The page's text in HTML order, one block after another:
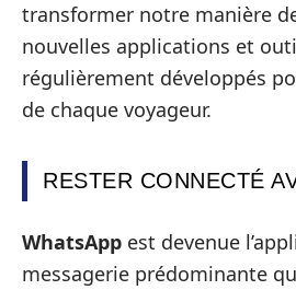
transformer notre manière
nouvelles applications et
régulièrement développés
de chaque voyageur.
RESTER CONNECTÉ
WhatsApp est devenue
messagerie prédominante